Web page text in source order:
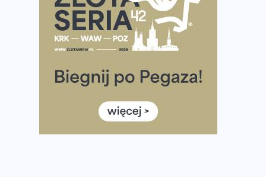
półmaratonem
Już w tę sobotę 35. Bieg Powstania Warszawskiego.
Wystartuje rekordowa liczba uczestników
poradnik przed startem
Ile razy w tygodniu biegać? 3 treningi wystarczą? Jak
często biegać, żeby robić postępy
Już w ten weekend! Przed nami Nocny Portowy